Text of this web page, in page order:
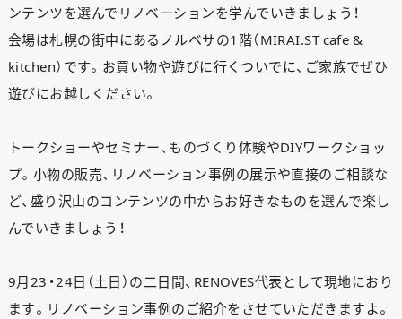
ンテンツを選んでリノベーションを学んでいきましょう！
会場は札幌の街中にあるノルベサの1階（MIRAI.ST cafe &
kitchen）です。お買い物や遊びに行くついでに、ご家族でぜひ
遊びにお越しください。
トークショーやセミナー、ものづくり体験やDIYワークショッ
プ。小物の販売、リノベーション事例の展示や直接のご相談な
ど、盛り沢山のコンテンツの中からお好きなものを選んで楽し
んでいきましょう！
9月23・24日（土日）の二日間、RENOVES代表として現地におり
ます。リノベーション事例のご紹介をさせていただきますよ。